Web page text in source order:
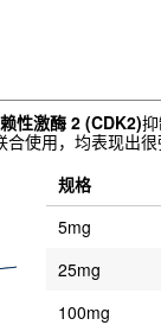
性激酶 2 (CDK2)
使用，均表现出
规格
5mg
25mg
100mg